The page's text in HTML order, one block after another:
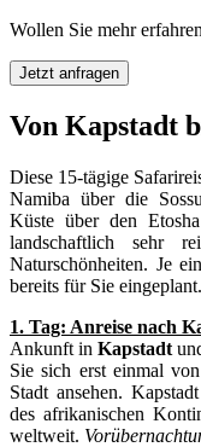
Wollen Sie mehr
Jetzt anfragen
Von Kapstadt
Diese 15-tägige
Namiba über die
Küste über den
landschaftlich sehr
Naturschönheiten. Je
bereits für Sie eingeplant.
1. Tag: Anreise nach
Ankunft in Kapstadt
Sie sich erst einmal
Stadt ansehen.
des afrikanischen
weltweit.